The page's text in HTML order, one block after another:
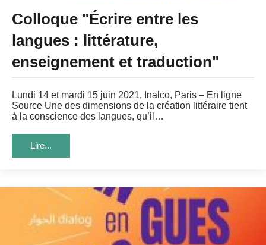
Colloque "Écrire entre les
langues : littérature,
enseignement et traduction"
Lundi 14 et mardi 15 juin 2021, Inalco, Paris – En ligne
Source Une des dimensions de la création littéraire tient
à la conscience des langues, qu’il…
Lire...